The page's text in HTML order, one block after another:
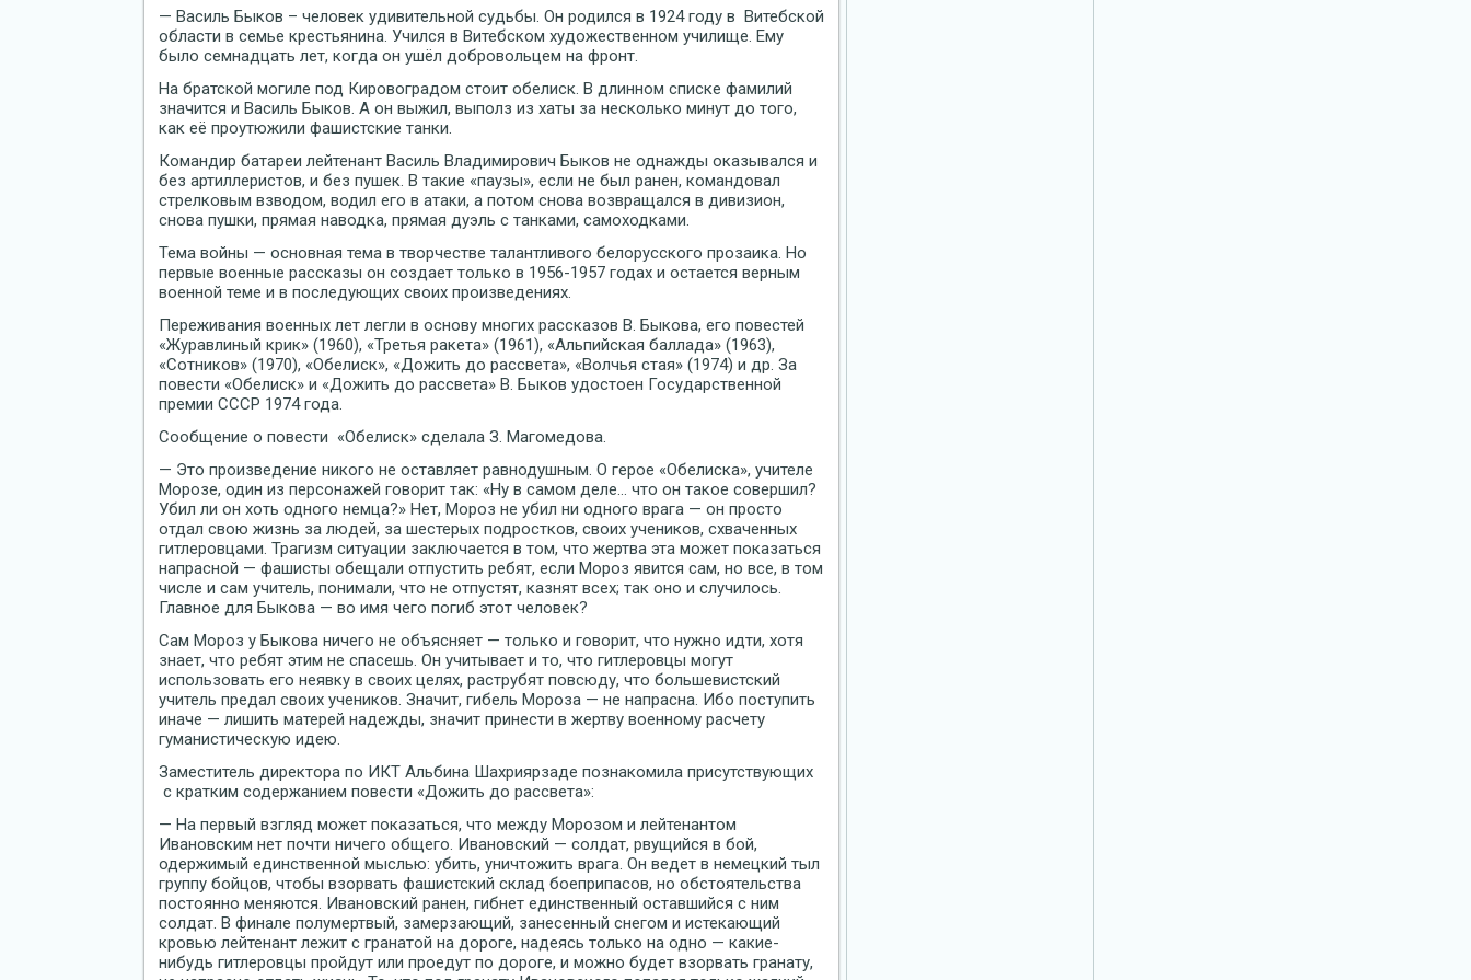
— Василь Быков – человек удивительной судьбы. Он родился в 1924 году в Витебской
области в семье крестьянина. Учился в Витебском художественном училище. Ему
было семнадцать лет, когда он ушёл добровольцем на фронт.
На братской могиле под Кировоградом стоит обелиск. В длинном списке фамилий
значится и Василь Быков. А он выжил, выполз из хаты за несколько минут до того,
как её проутюжили фашистские танки.
Командир батареи лейтенант Василь Владимирович Быков не однажды оказывался и
без артиллеристов, и без пушек. В такие «паузы», если не был ранен, командовал
стрелковым взводом, водил его в атаки, а потом снова возвращался в дивизион,
снова пушки, прямая наводка, прямая дуэль с танками, самоходками.
Тема войны — основная тема в творчестве талантливого белорусского прозаика. Но
первые военные рассказы он создает только в 1956-1957 годах и остается верным
военной теме и в последующих своих произведениях.
Переживания военных лет легли в основу многих рассказов В. Быкова, его повестей
«Журавлиный крик» (1960), «Третья ракета» (1961), «Альпийская баллада» (1963),
«Сотников» (1970), «Обелиск», «Дожить до рассвета», «Волчья стая» (1974) и др. За
повести «Обелиск» и «Дожить до рассвета» В. Быков удостоен Государственной
премии СССР 1974 года.
Сообщение о повести «Обелиск» сделала З. Магомедова.
— Это произведение никого не оставляет равнодушным. О герое «Обелиска», учителе
Морозе, один из персонажей говорит так: «Ну в самом деле… что он такое совершил?
Убил ли он хоть одного немца?» Нет, Мороз не убил ни одного врага — он просто
отдал свою жизнь за людей, за шестерых подростков, своих учеников, схваченных
гитлеровцами. Трагизм ситуации заключается в том, что жертва эта может показаться
напрасной — фашисты обещали отпустить ребят, если Мороз явится сам, но все, в том
числе и сам учитель, понимали, что не отпустят, казнят всех; так оно и случилось.
Главное для Быкова — во имя чего погиб этот человек?
Сам Мороз у Быкова ничего не объясняет — только и говорит, что нужно идти, хотя
знает, что ребят этим не спасешь. Он учитывает и то, что гитлеровцы могут
использовать его неявку в своих целях, раструбят повсюду, что большевистский
учитель предал своих учеников. Значит, гибель Мороза — не напрасна. Ибо поступить
иначе — лишить матерей надежды, значит принести в жертву военному расчету
гуманистическую идею.
Заместитель директора по ИКТ Альбина Шахриярзаде познакомила присутствующих
с кратким содержанием повести «Дожить до рассвета»:
— На первый взгляд может показаться, что между Морозом и лейтенантом
Ивановским нет почти ничего общего. Ивановский — солдат, рвущийся в бой,
одержимый единственной мыслью: убить, уничтожить врага. Он ведет в немецкий тыл
группу бойцов, чтобы взорвать фашистский склад боеприпасов, но обстоятельства
постоянно меняются. Ивановский ранен, гибнет единственный оставшийся с ним
солдат. В финале полумертвый, замерзающий, занесенный снегом и истекающий
кровью лейтенант лежит с гранатой на дороге, надеясь только на одно — какие-
нибудь гитлеровцы пройдут или проедут по дороге, и можно будет взорвать гранату,